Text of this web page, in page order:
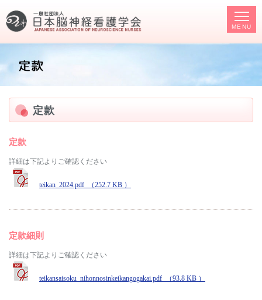
定款
定款
詳細は下記よりご確認ください
teikan_2024.pdf （252.7 KB ）
定款細則
詳細は下記よりご確認ください
teikansaisoku_nihonnosinkeikangogakai.pdf （93.8 KB ）
MENU